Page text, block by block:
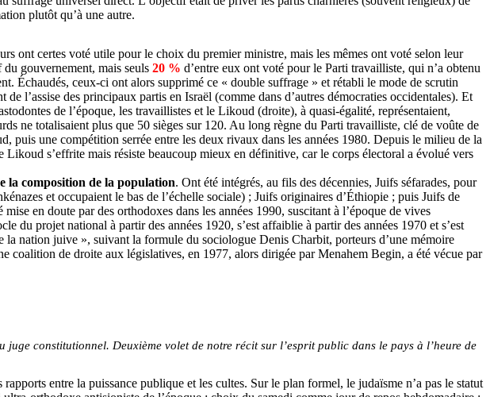
plutôt qu’à une autre.
ont certes voté utile pour le choix du premier ministre, mais les mêmes ont voté selon leur
gouvernement, mais seuls 20 % d’entre eux ont voté pour le Parti travailliste, qui n’a obtenu
Échaudés, ceux-ci ont alors supprimé ce « double suffrage » et rétabli le mode de scrutin
l’assise des principaux partis en Israël (comme dans d’autres démocraties occidentales). Et
de l’époque, les travaillistes et le Likoud (droite), à quasi-égalité, représentaient,
ne totalisaient plus que 50 sièges sur 120. Au long règne du Parti travailliste, clé de voûte de
puis une compétition serrée entre les deux rivaux dans les années 1980. Depuis le milieu de la
s’effrite mais résiste beaucoup mieux en définitive, car le corps électoral a évolué vers
la composition de la population. Ont été intégrés, au fils des décennies, Juifs séfarades, pour
et occupaient le bas de l’échelle sociale) ; Juifs originaires d’Éthiopie ; puis Juifs de
en doute par des orthodoxes dans les années 1990, suscitant à l’époque de vives
projet national à partir des années 1920, s’est affaiblie à partir des années 1970 et s’est
la nation juive », suivant la formule du sociologue Denis Charbit, porteurs d’une mémoire
coalition de droite aux législatives, en 1977, alors dirigée par Menahem Begin, a été vécue par
constitutionnel. Deuxième volet de notre récit sur l’esprit public dans le pays à l’heure de
entre la puissance publique et les cultes. Sur le plan formel, le judaïsme n’a pas le statut